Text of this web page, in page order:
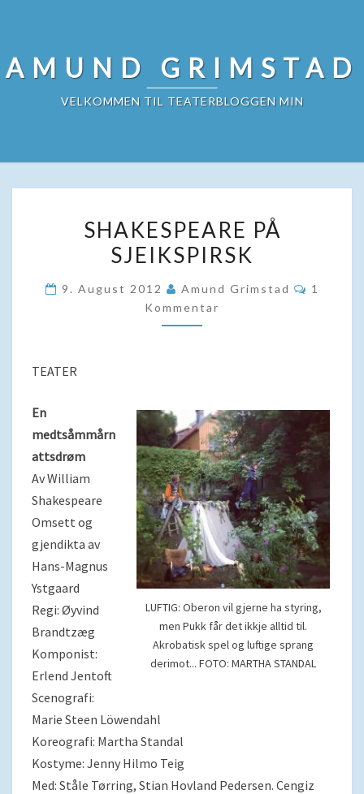
content
AMUND GRIMSTAD
VELKOMMEN TIL TEATERBLOGGEN MIN
PÅ
SJEIKSPIRSK
SHAKESPEARE PÅ
SJEIKSPIRSK
9. August 2012 Amund Grimstad
1
Kommentar
TEATER
LUFTIG: Oberon vil gjerne ha styring,
men Pukk får det ikkje alltid til.
Akrobatisk spel og luftige sprang
derimot... FOTO: MARTHA STANDAL
En
medtsåmmårn
attsdrøm
Av William
Shakespeare
Omsett og
gjendikta av
Hans-Magnus
Ystgaard
Regi: Øyvind
Brandtzæg
Komponist:
Erlend Jentoft
Scenografi:
Marie Steen Löwendahl
Koreografi: Martha Standal
Kostyme: Jenny Hilmo Teig
Med: Ståle Tørring, Stian Hovland Pedersen. Cengiz